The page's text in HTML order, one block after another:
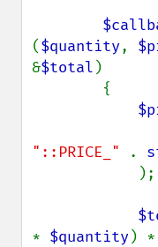
($quantity,
&$total )
"::PRICE_"
.
* $quantity)